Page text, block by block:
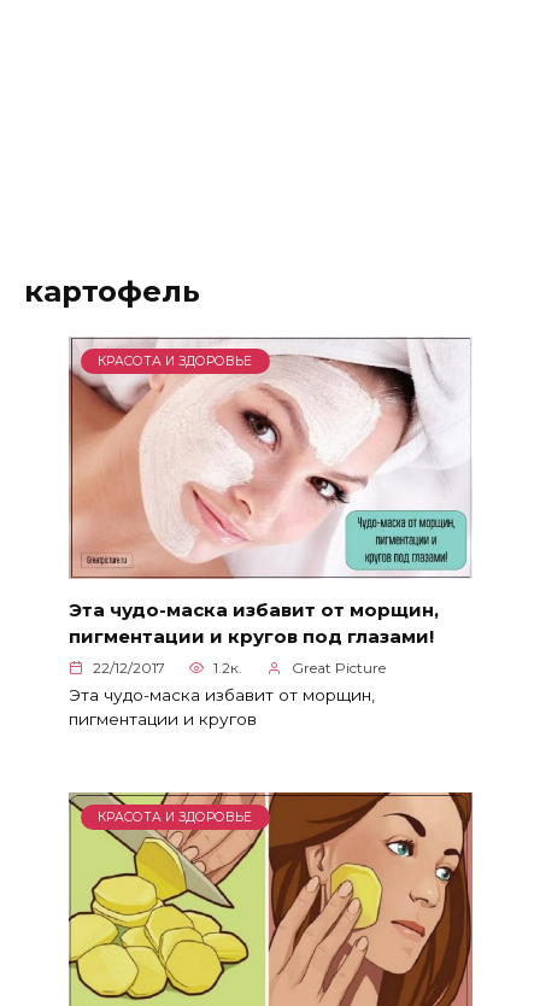
картофель
КРАСОТА И ЗДОРОВЬЕ
Эта чудо-маска избавит от морщин,
пигментации и кругов под глазами!
22/12/2017 1.2к. Great Picture
Эта чудо-маска избавит от морщин,
пигментации и кругов
КРАСОТА И ЗДОРОВЬЕ